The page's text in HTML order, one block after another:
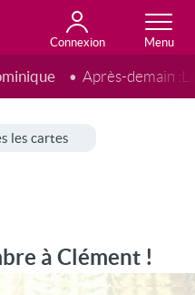
Connexion
Après-demain :
les cartes
à Clément !